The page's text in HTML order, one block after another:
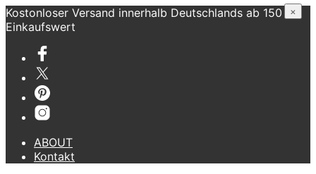
Kostonloser Versand innerhalb Deutschlands ab 150 €
Einkaufswert
ABOUT
Kontakt
×